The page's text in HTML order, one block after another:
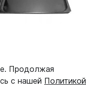
Продолжая
с нашей Политикой